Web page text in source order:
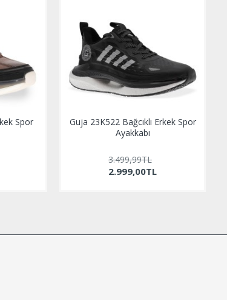
Spor
Guja 23K522 Bağcıklı Erkek Spor
Ayakkabı
2.999,00TL
3.499,99TL